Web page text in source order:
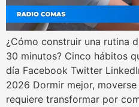
¿Cómo construir una rutina
30 minutos? Cinco hábitos
día Facebook Twitter
2026 Dormir mejor,
requiere transformar por